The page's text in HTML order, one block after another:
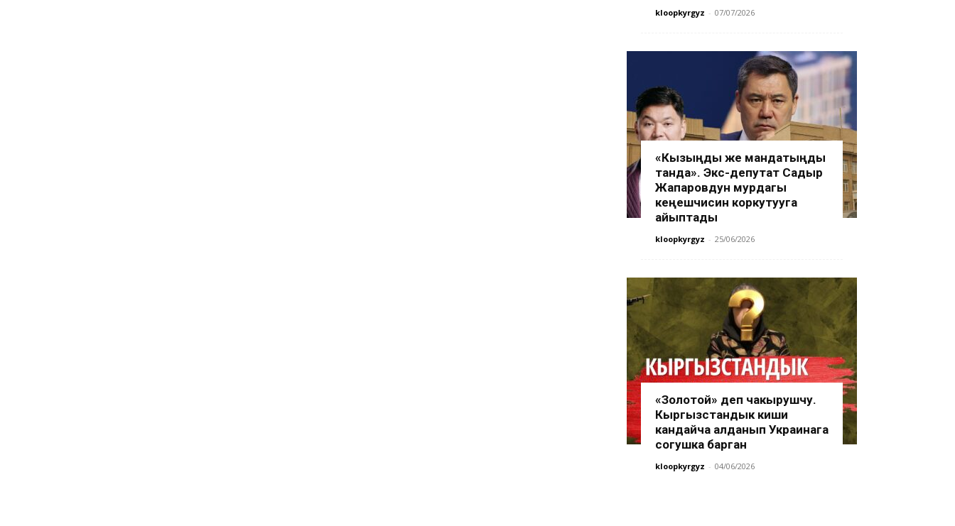
kloopkyrgyz - 07/07/2026
«Кызыңды же мандатыңды
танда». Экс-депутат Садыр
Жапаровдун мурдагы
кеңешчисин коркутууга
айыптады
kloopkyrgyz - 25/06/2026
«Золотой» деп чакырушчу.
Кыргызстандык киши
кандайча алданып Украинага
согушка барган
kloopkyrgyz - 04/06/2026